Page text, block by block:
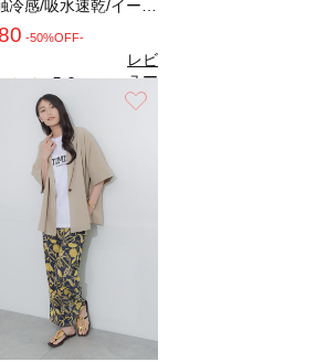
-50%OFF-
5.0（1）
レビ
ュー
を見
る